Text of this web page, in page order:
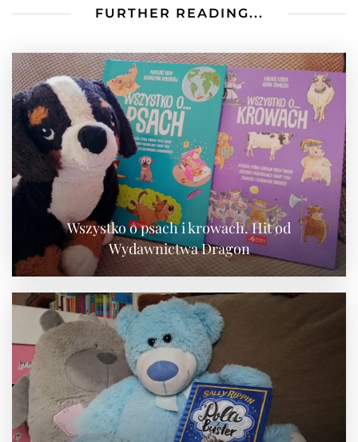
FURTHER READING...
Wszystko o psach i krowach. Hit od
Wydawnictwa Dragon